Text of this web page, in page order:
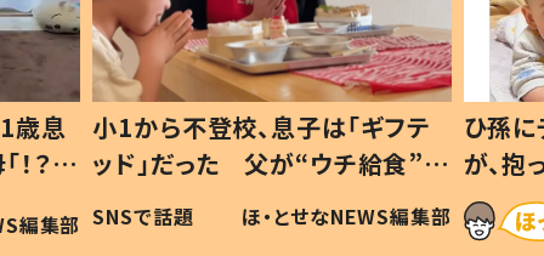
歳息
？」
編集部
小1から不登校、息子は「ギフテ
ッド」だった 父が“ウチ給食”を
作り続ける理由とは #令和の親
#令和の子
SNSで話題 ほ・とせなNEWS編集部
ひ孫
が、
「涙が
い」